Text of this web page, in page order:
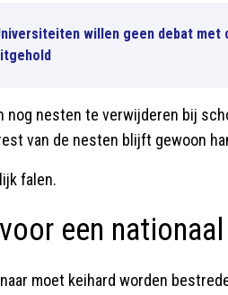
willen geen debat met
nog nesten te verwijderen bij
van de nesten blijft gewoon
falen.
een
moet keihard worden